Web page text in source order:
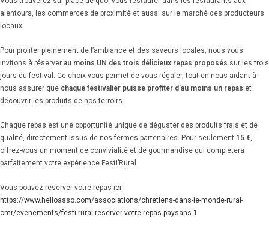
alentours, les commerces de proximité et aussi sur le marché des producteurs
locaux.
Pour profiter pleinement de l’ambiance et des saveurs locales, nous vous
invitons à réserver au moins UN des trois délicieux repas proposés sur les trois
jours du festival. Ce choix vous permet de vous régaler, tout en nous aidant à
nous assurer que chaque festivalier puisse profiter d’au moins un repas et
découvrir les produits de nos terroirs.
Chaque repas est une opportunité unique de déguster des produits frais et de
qualité, directement issus de nos fermes partenaires. Pour seulement 15 €,
offrez-vous un moment de convivialité et de gourmandise qui complètera
parfaitement votre expérience Festi’Rural.
Vous pouvez réserver votre repas ici :
https://www.helloasso.com/associations/chretiens-dans-le-monde-rural-
cmr/evenements/festi-rural-reserver-votre-repas-paysans-1